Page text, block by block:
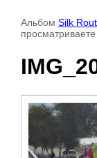
Альбом Silk